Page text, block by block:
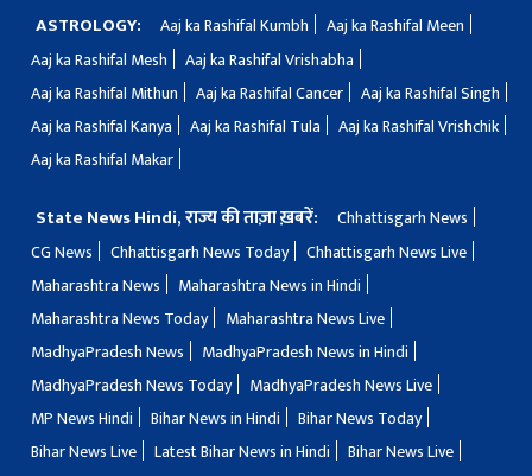
ASTROLOGY: Aaj ka Rashifal Kumbh
Aaj ka Rashifal Meen
Aaj ka Rashifal Mesh
Aaj ka Rashifal Vrishabha
Aaj ka Rashifal Mithun
Aaj ka Rashifal Cancer
Aaj ka Rashifal Singh
Aaj ka Rashifal Kanya
Aaj ka Rashifal Tula
Aaj ka Rashifal Vrishchik
Aaj ka Rashifal Makar
State News Hindi, राज्य की ताज़ा ख़बरें:
Chhattisgarh News
CG News
Chhattisgarh News Today
Chhattisgarh News Live
Maharashtra News
Maharashtra News in Hindi
Maharashtra News Today
Maharashtra News Live
MadhyaPradesh News
MadhyaPradesh News in Hindi
MadhyaPradesh News Today
MadhyaPradesh News Live
MP News Hindi
Bihar News in Hindi
Bihar News Today
Bihar News Live
Latest Bihar News in Hindi Bihar News Live